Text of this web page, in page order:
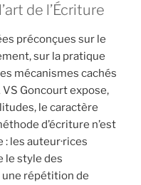
de l’Écriture
préconçues sur le
sur la pratique
mécanismes cachés
VS Goncourt expose,
le caractère
d’écriture n’est
les auteur·rices
le style des
une répétition de